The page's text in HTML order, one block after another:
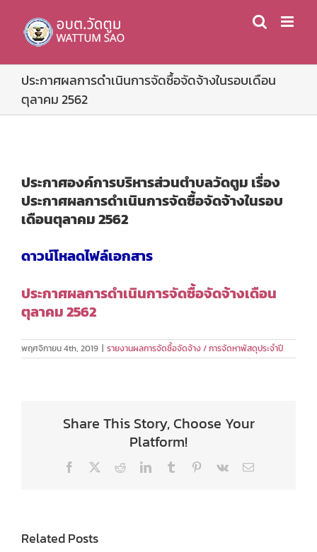
content
ประกาศผลการดำเนินการจัดซื้อจัดจ้างในรอบเดือน
ตุลาคม 2562
ประกาศองค์การบริหารส่วนตำบลวัดตูม เรื่อง
ประกาศผลการดำเนินการจัดซื้อจัดจ้างในรอบ
เดือนตุลาคม 2562
ดาวน์โหลดไฟล์เอกสาร
ประกาศผลการดำเนินการจัดซื้อจัดจ้างเดือน
ตุลาคม 2562
พฤศจิกายน 4th, 2019 รายงานผลการจัดซื้อจัดจ้าง / การจัดหาพัสดุประจำปี
Share This Story, Choose Your
Platform!
Facebook RedditLinkedInTumblr Pinterest
Vk Email
Related Posts